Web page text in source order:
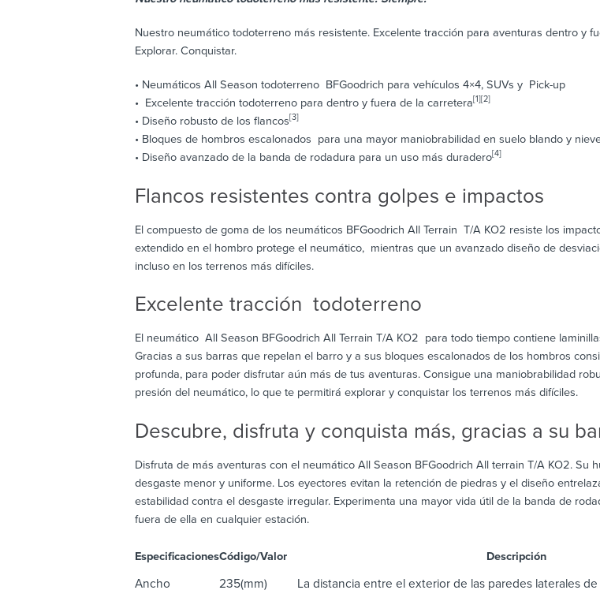
Nuestro neumático todoterreno más resistente. Excelente tracción para aventuras dentro y
Explorar. Conquistar.
• Neumáticos All Season todoterreno BFGoodrich para vehículos 4×4, SUVs y Pick-up
• Excelente tracción todoterreno para dentro y fuera de la carretera[1][2]
• Diseño robusto de los flancos[3]
• Bloques de hombros escalonados para una mayor maniobrabilidad en suelo blando y
• Diseño avanzado de la banda de rodadura para un uso más duradero[4]
Flancos resistentes contra golpes e impactos
El compuesto de goma de los neumáticos BFGoodrich All Terrain T/A KO2 resiste los
extendido en el hombro protege el neumático, mientras que un avanzado diseño de
incluso en los terrenos más difíciles.
Excelente tracción todoterreno
El neumático All Season BFGoodrich All Terrain T/A KO2 para todo tiempo contiene
Gracias a sus barras que repelan el barro y a sus bloques escalonados de los hombros
profunda, para poder disfrutar aún más de tus aventuras. Consigue una maniobrabilidad
presión del neumático, lo que te permitirá explorar y conquistar los terrenos más difíciles.
Descubre, disfruta y conquista más, gracias a su
Disfruta de más aventuras con el neumático All Season BFGoodrich All terrain T/A KO2. Su
desgaste menor y uniforme. Los eyectores evitan la retención de piedras y el diseño
estabilidad contra el desgaste irregular. Experimenta una mayor vida útil de la banda de
fuera de ella en cualquier estación.
EspecificacionesCódigo/Valor Descripción
Ancho 235(mm) La distancia entre el exterior de las paredes laterales